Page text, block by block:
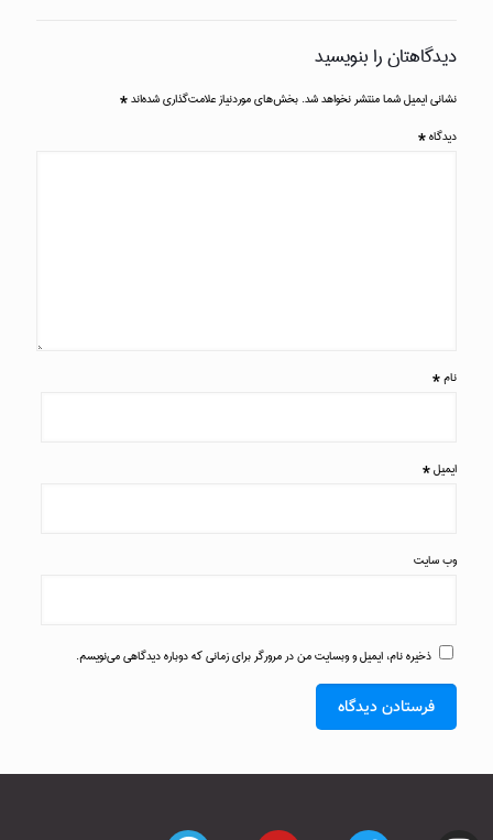
دیدگاهتان را بنویسید
نشانی ایمیل شما منتشر نخواهد شد. بخش‌های موردنیاز علامت‌گذاری شده‌اند*
دیدگاه*
نام*
ایمیل*
وب‌ سایت
ذخیره نام، ایمیل و وبسایت من در مرورگر برای زمانی که دوباره دیدگاهی می‌نویسم.